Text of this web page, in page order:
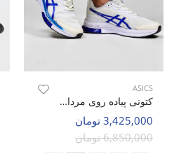
ASICS
کتونی پیاده روی مردانه اسیکس Asics Stride Blast M
3,425,000 تومان
6,850,000 تومان